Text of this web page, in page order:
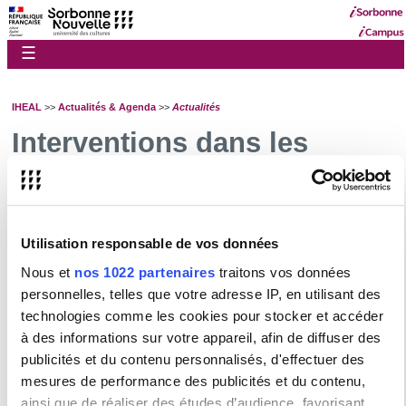
Utilisation responsable de vos données
Nous et nos 1022 partenaires traitons vos données
personnelles, telles que votre adresse IP, en utilisant des
technologies comme les cookies pour stocker et accéder
à des informations sur votre appareil, afin de diffuser des
publicités et du contenu personnalisés, d'effectuer des
mesures de performance des publicités et du contenu,
ainsi que de réaliser des études d’audience, favorisant
☰
IHEAL >> Actualités & Agenda >> Actualités
Interventions dans les
médias
L'IHEAL - CREDA dans les médias mars 2026
Guichet numérique étudiant
Pour toutes questions concernant votre scolarité ou les formations de la
Sorbonne Nouvelle,connectez vouspuis saisissez votre demande.
Vous trouverez des explications et de l'aidesur cette page .